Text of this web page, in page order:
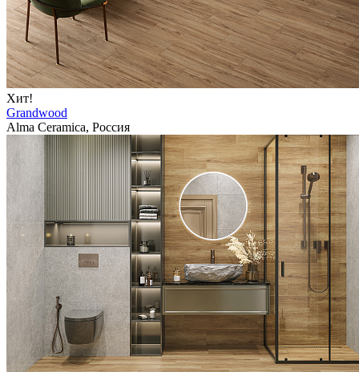
Хит!
Grandwood
Alma Ceramica, Россия